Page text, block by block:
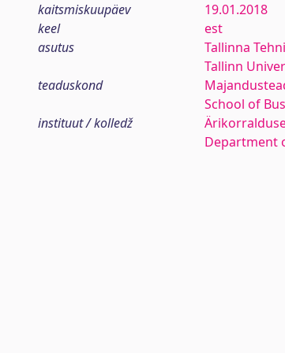
kaitsmiskuupäev
19.01.2018
keel
est
asutus
Tallinna
Tallinn
teaduskond
School of
instituut / kolledž
Department